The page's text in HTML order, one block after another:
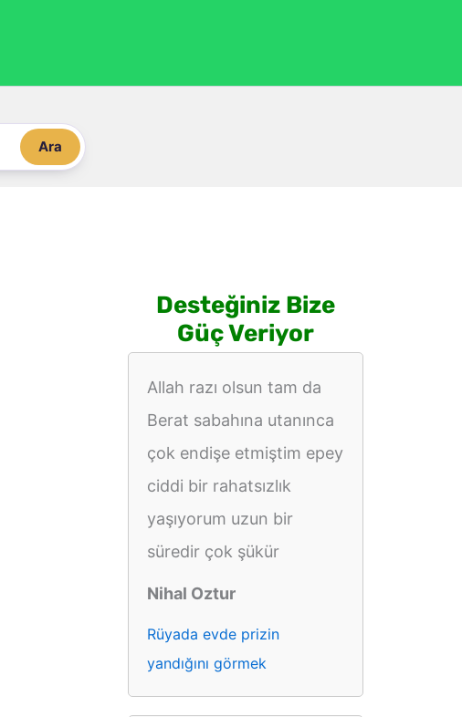
Ara
Desteğiniz Bize
Güç Veriyor
Allah razı olsun tam da
Berat sabahına utanınca
çok endişe etmiştim epey
ciddi bir rahatsızlık
yaşıyorum uzun bir
süredir çok şükür
Nihal Oztur
Rüyada evde prizin
yandığını görmek